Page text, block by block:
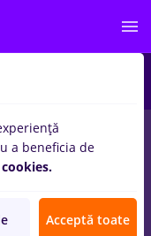
(Iasi)pentru
/ Sanatate
a beneficia de
cookies.
Acceptă toate